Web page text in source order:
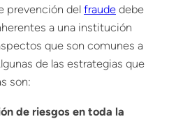
prevención del fraude debe
a una institución
que son comunes a
de las estrategias que
son:
de riesgos en toda la